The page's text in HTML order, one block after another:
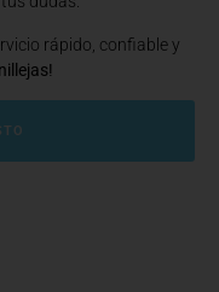
rápido, confiable y